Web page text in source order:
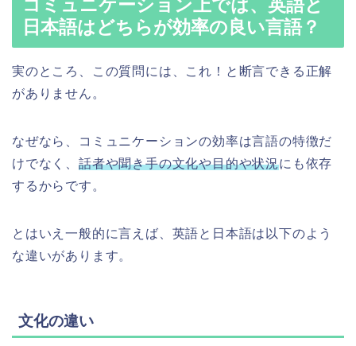
コミュニケーション上では、英語と
日本語はどちらが効率の良い言語？
実のところ、この質問には、これ！と断言できる正解
がありません。
なぜなら、コミュニケーションの効率は言語の特徴だ
けでなく、 話者や聞き手の文化や目的や状況にも依存
するからです。
とはいえ一般的に言えば、英語と日本語は以下のよう
な違いがあります。
文化の違い